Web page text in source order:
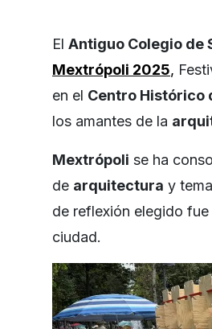
El Antiguo Colegio de
Mextrópoli 2025,
en el Centro Histórico
los amantes de la
Mextrópoli se ha
de arquitectura y
de reflexión elegido
ciudad.